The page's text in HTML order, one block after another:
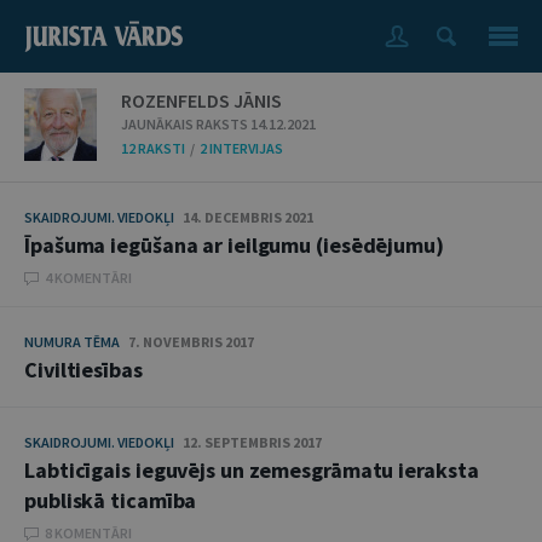
ROZENFELDS JĀNIS
JAUNĀKAIS RAKSTS 14.12.2021
12 RAKSTI / 2 INTERVIJAS
SKAIDROJUMI. VIEDOKĻI 14. DECEMBRIS 2021
Īpašuma iegūšana ar ieilgumu (iesēdējumu)
4 KOMENTĀRI
NUMURA TĒMA 7. NOVEMBRIS 2017
Civiltiesības
SKAIDROJUMI. VIEDOKĻI 12. SEPTEMBRIS 2017
Labticīgais ieguvējs un zemesgrāmatu ieraksta
publiskā ticamība
8 KOMENTĀRI